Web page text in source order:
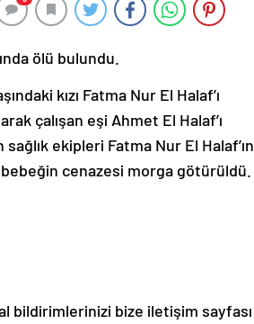
ölü bulundu.
kızı Fatma Nur El Halaf’ı
çalışan eşi Ahmet El Halaf’ı
ekipleri Fatma Nur El Halaf’ın
cenazesi morga götürüldü.
bildirimlerinizi bize iletişim sayfası